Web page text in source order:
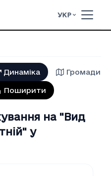
УКР
Динаміка Громади
Поширити
на "Вид
у